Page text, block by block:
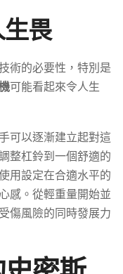
畏
術的必要性，特別是
可能看起來令人生
可以逐漸建立起對這
整杠鈴到一個舒適的
用設定在合適水平的
感。從輕重量開始並
傷風險的同時發展力